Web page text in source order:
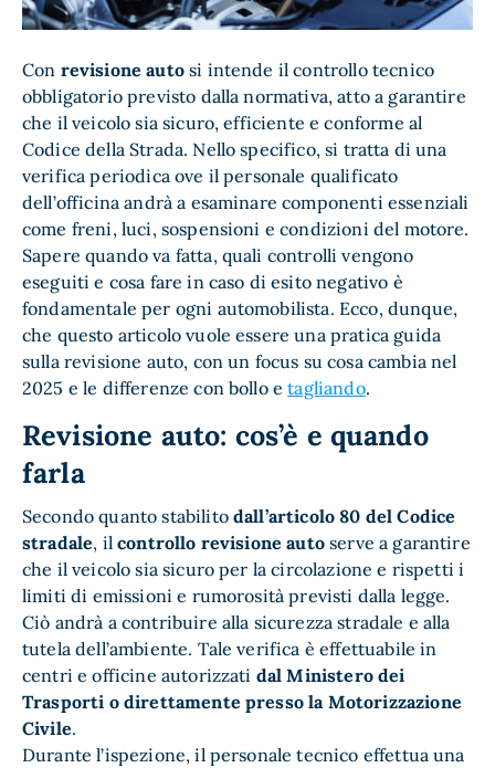
Con revisione autosi intende il controllo tecnico
obbligatorio previsto dalla normativa, atto a garantire
che il veicolo sia sicuro, efficiente e conforme al
Codice della Strada. Nello specifico, si tratta di una
verifica periodica ove il personale qualificato
dell’officina andrà a esaminare componenti essenziali
come freni, luci, sospensioni e condizioni del motore.
Sapere quando va fatta, quali controlli vengono
eseguiti e cosa fare in caso di esito negativo è
fondamentale per ogni automobilista. Ecco, dunque,
che questo articolo vuole essere una pratica guida
sulla revisione auto, con un focus su cosa cambia nel
2025 e le differenze con bollo etagliando.
Revisione auto: cos’è e quando
farla
Secondo quanto stabilitodall’articolo 80 del Codice
stradale, ilcontrollo revisione autoserve a garantire
che il veicolo sia sicuro per la circolazione e rispetti i
limiti di emissioni e rumorosità previsti dalla legge.
Ciò andrà a contribuire alla sicurezza stradale e alla
tutela dell’ambiente. Tale verifica è effettuabile in
centri e officine autorizzati dal Ministero dei
Trasporti o direttamente presso la Motorizzazione
Civile.
Durante l’ispezione, il personale tecnico effettua una